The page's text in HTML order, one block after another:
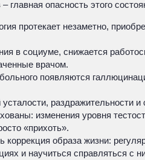
опасность этого
протекает незаметно,
в социуме, снижается
врачом.
появляются
раздражительности и
изменения уровня
«прихоть».
образа жизни:
и научиться справляться с